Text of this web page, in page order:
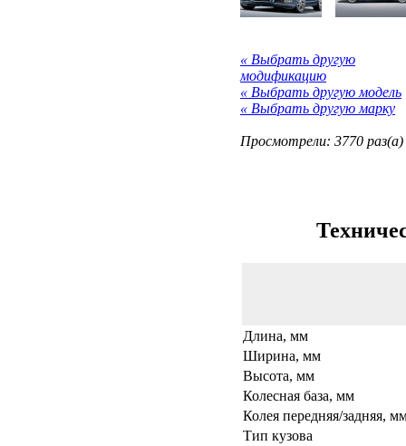
« Выбрать другую
модификацию
« Выбрать другую модель
« Выбрать другую марку
Просмотрели: 3770 раз(а)
Длина, мм
Ширина, мм
Высота, мм
Колесная база, мм
Колея передняя/задняя,
Тип кузова